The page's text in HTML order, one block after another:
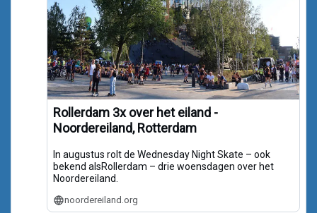
Rollerdam 3x over het eiland -
Noordereiland, Rotterdam
In augustus rolt de Wednesday Night Skate – ook
bekend alsRollerdam – drie woensdagen over het
Noordereiland.
noordereiland.org